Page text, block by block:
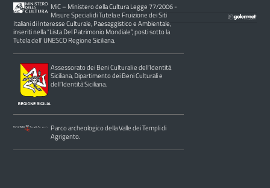
MiC – Ministero della Cultura Legge 77/2006 -
Misure Speciali di Tutela e Fruizione dei Siti
Italiani di Interesse Culturale, Paesaggistico e Ambientale,
inseriti nella “Lista Del Patrimonio Mondiale”, posti sotto la
Tutela dell’ UNESCO Regione Siciliana.
Assessorato dei Beni Culturali e dell’Identità
Siciliana, Dipartimento dei Beni Culturali e
dell’Identità Siciliana.
Parco archeologico della Valle dei Templi di
Agrigento.